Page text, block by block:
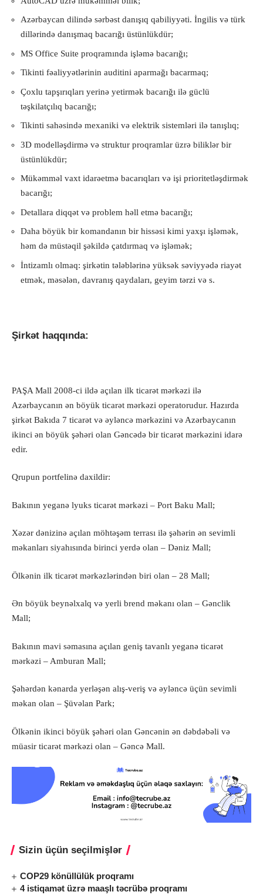
Azərbaycan dilində sərbəst danışıq qabiliyyəti. İngilis və türk
dillərində danışmaq bacarığı üstünlükdür;
MS Office Suite proqramında işləmə bacarığı;
Tikinti fəaliyyətlərinin auditini aparmağı bacarmaq;
Çoxlu tapşırıqları yerinə yetirmək bacarığı ilə güclü
təşkilatçılıq bacarığı;
Tikinti sahəsində mexaniki və elektrik sistemləri ilə tanışlıq;
3D modelləşdirmə və struktur proqramlar üzrə biliklər bir
üstünlükdür;
Mükəmməl vaxt idarəetmə bacarıqları və işi prioritetləşdirmək
bacarığı;
Detallara diqqət və problem həll etmə bacarığı;
Daha böyük bir komandanın bir hissəsi kimi yaxşı işləmək,
həm də müstəqil şəkildə çatdırmaq və işləmək;
İntizamlı olmaq: şirkətin tələblərinə yüksək səviyyədə riayət
etmək, məsələn, davranış qaydaları, geyim tərzi və s.
Şirkət haqqında:
PAŞA Mall 2008-ci ildə açılan ilk ticarət mərkəzi ilə
Azərbaycanın ən böyük ticarət mərkəzi operatorudur. Hazırda
şirkət Bakıda 7 ticarət və əyləncə mərkəzini və Azərbaycanın
ikinci ən böyük şəhəri olan Gəncədə bir ticarət mərkəzini idarə
edir.
Qrupun portfelinə daxildir:
Bakının yeganə lyuks ticarət mərkəzi – Port Baku Mall;
Xəzər dənizinə açılan möhtəşəm terrası ilə şəhərin ən sevimli
məkanları siyahısında birinci yerdə olan – Dəniz Mall;
Ölkənin ilk ticarət mərkəzlərindən biri olan – 28 Mall;
Ən böyük beynəlxalq və yerli brend məkanı olan – Gənclik
Mall;
Bakının mavi səmasına açılan geniş tavanlı yeganə ticarət
mərkəzi – Amburan Mall;
Şəhərdən kənarda yerləşən alış-veriş və əyləncə üçün sevimli
məkan olan – Şüvəlan Park;
Ölkənin ikinci böyük şəhəri olan Gəncənin ən dəbdəbəli və
müasir ticarət mərkəzi olan – Gəncə Mall.
Sizin üçün seçilmişlər
COP29 könüllülük proqramı
4 istiqamət üzrə maaşlı təcrübə proqramı